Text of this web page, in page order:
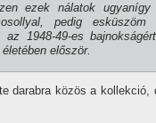
ezek nálatok
pedig
1948-49-es
először.
darabra közös a